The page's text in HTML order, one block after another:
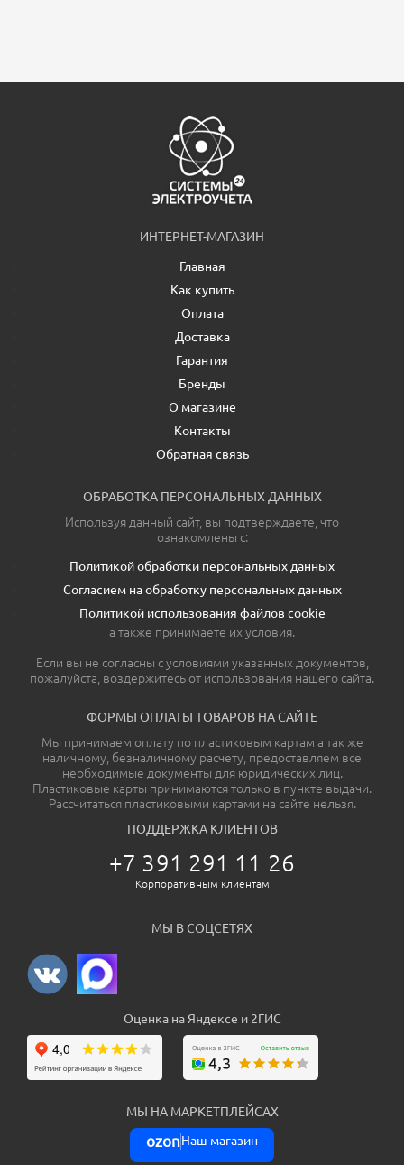
ИНТЕРНЕТ-МАГАЗИН
Главная
Как купить
Оплата
Доставка
Гарантия
Бренды
О магазине
Контакты
Обратная связь
ОБРАБОТКА ПЕРСОНАЛЬНЫХ ДАННЫХ
Используя данный сайт, вы подтверждаете, что
ознакомлены с:
Политикой обработки персональных данных
Согласием на обработку персональных данных
Политикой использования файлов cookie
а также принимаете их условия.
Если вы не согласны с условиями указанных документов,
пожалуйста, воздержитесь от использования нашего сайта.
ФОРМЫ ОПЛАТЫ ТОВАРОВ НА САЙТЕ
Мы принимаем оплату по пластиковым картам а так же
наличному, безналичному расчету, предоставляем все
необходимые документы для юридических лиц.
Пластиковые карты принимаются только в пункте выдачи.
Рассчитаться пластиковыми картами на сайте нельзя.
ПОДДЕРЖКА КЛИЕНТОВ
+7 391 291 11 26
Корпоративным клиентам
МЫ В СОЦСЕТЯХ
Оценка на Яндексе и 2ГИС
МЫ НА МАРКЕТПЛЕЙСАХ
ozonНаш магазин